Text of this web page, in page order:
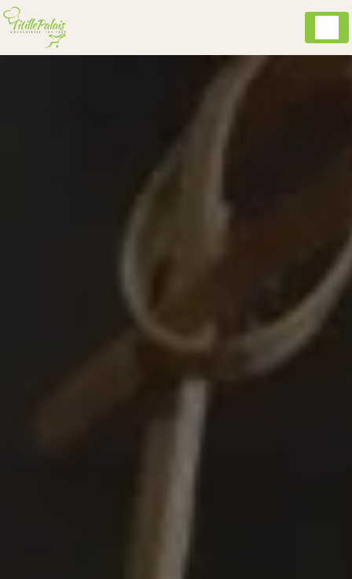
Panneau de gestion des cookies